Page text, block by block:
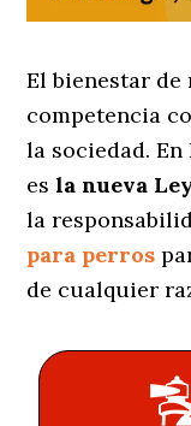
El bienestar de
competencia
la sociedad.
esla nueva
la
para perros
de cualquier